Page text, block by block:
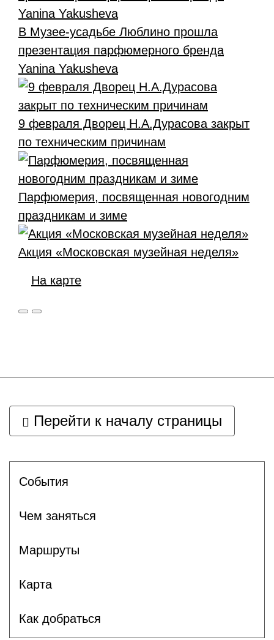
В Музее-усадьбе Люблино прошла
презентация парфюмерного бренда
Yanina Yakusheva
9 февраля Дворец Н.А.Дурасова закрыт
по техническим причинам
Парфюмерия, посвященная новогодним
праздникам и зиме
Акция «Московская музейная неделя»
На карте
Перейти к началу страницы
Cобытия
Чем заняться
Маршруты
Карта
Как добраться